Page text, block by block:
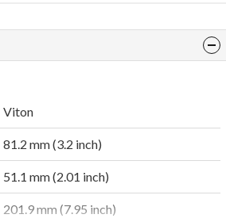
Viton
81.2 mm (3.2 inch)
51.1 mm (2.01 inch)
201.9 mm (7.95 inch)